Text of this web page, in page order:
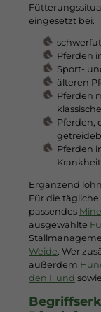
eingesetzt bei:
Pferden
Sport-
älteren
Pferden
Pferden,
Pferden
Krankheit
Ergänzend
Für die
passendes
ausgewählte
Weide. Wer
außerdem
den Hund sowie